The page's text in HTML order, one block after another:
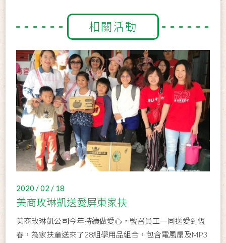
相關活動
2020 / 02 / 18
美商玫琳凱送愛屏東家扶
美商玫琳凱公司今年持續做愛心，號召員工一同送愛到恆
春，為家扶童送來了28組學用品組合，包含電風扇及MP3